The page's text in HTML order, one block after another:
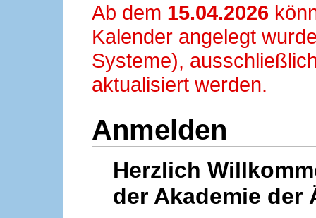
Ab dem 15.04.2026
Kalender angelegt
Systeme),
aktualisiert werden.
Anmelden
Herzlich
der Akademie der